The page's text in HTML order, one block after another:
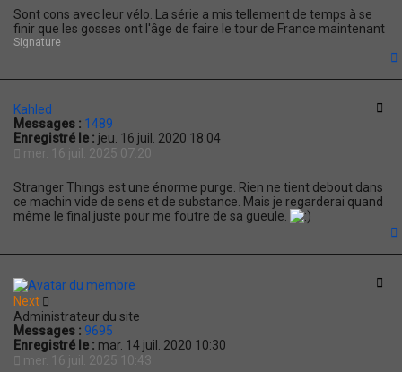
Sont cons avec leur vélo. La série a mis tellement de temps à se
finir que les gosses ont l'âge de faire le tour de France maintenant
Signature
Kahled
Messages : 1489
Enregistré le : jeu. 16 juil. 2020 18:04
mer. 16 juil. 2025 07:20
Stranger Things est une énorme purge. Rien ne tient debout dans
ce machin vide de sens et de substance. Mais je regarderai quand
même le final juste pour me foutre de sa gueule.
Next
Administrateur du site
Messages : 9695
Enregistré le : mar. 14 juil. 2020 10:30
mer. 16 juil. 2025 10:43